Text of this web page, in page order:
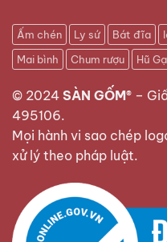
Ấm chén Ly sứ Bát đĩa
Mai bình
Chum rượu Hũ
© 2024 SÀN GỐM® –
495106.
Mọi hành vi sao chép
xử lý theo pháp luật.